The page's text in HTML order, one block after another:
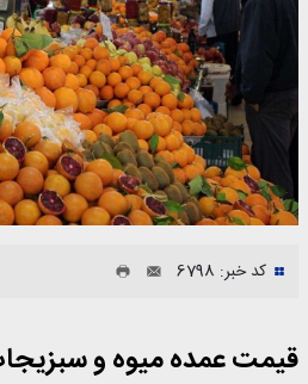
کد خبر: 6798
قیمت عمده میوه و سبزیجات